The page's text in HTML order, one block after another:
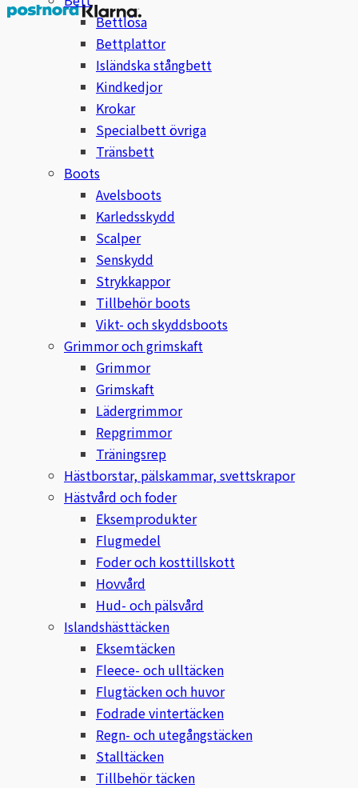
Bettlösa
Bettplattor
Isländska stångbett
Kindkedjor
Krokar
Specialbett övriga
Tränsbett
Boots
Avelsboots
Karledsskydd
Scalper
Senskydd
Strykkappor
Tillbehör boots
Vikt- och skyddsboots
Grimmor och grimskaft
Grimmor
Grimskaft
Lädergrimmor
Repgrimmor
Träningsrep
Hästborstar, pälskammar, svettskrapor
Hästvård och foder
Eksemprodukter
Flugmedel
Foder och kosttillskott
Hovvård
Hud- och pälsvård
Islandshästtäcken
Eksemtäcken
Fleece- och ulltäcken
Flugtäcken och huvor
Fodrade vintertäcken
Regn- och utegångstäcken
Stalltäcken
Tillbehör täcken
Vojlockar och schabrak
Träning och longering
Tränsdelar och tyglar
Ridbyxor, kjolar, overaller mm
Ridjackor, kappor, västar mm
Ridskor och ridstövlar
Tävlingskavajer och blusar
Väskor, bagar, påsar mm
Bomber Bits
Catago Equestrian
Charles Owen
Denni Design
Denni Design / Bomber Bits
Draupnir
Eclipse Biofarmab
Ekholm Nordic
Epona bokförlag